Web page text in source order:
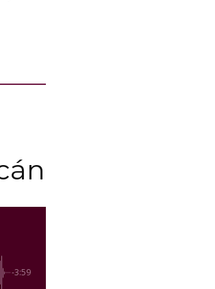
-3:59